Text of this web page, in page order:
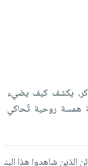
يكشف كيف يضيء
همسة روحية تُحاكي
الذين شاهدوا هذا